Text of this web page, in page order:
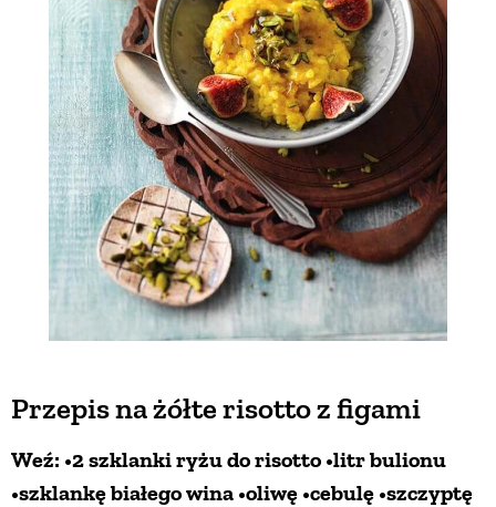
Przepis na żółte risotto z figami
Weź: •2 szklanki ryżu do risotto •litr bulionu
•szklankę białego wina •oliwę •cebulę •szczyptę